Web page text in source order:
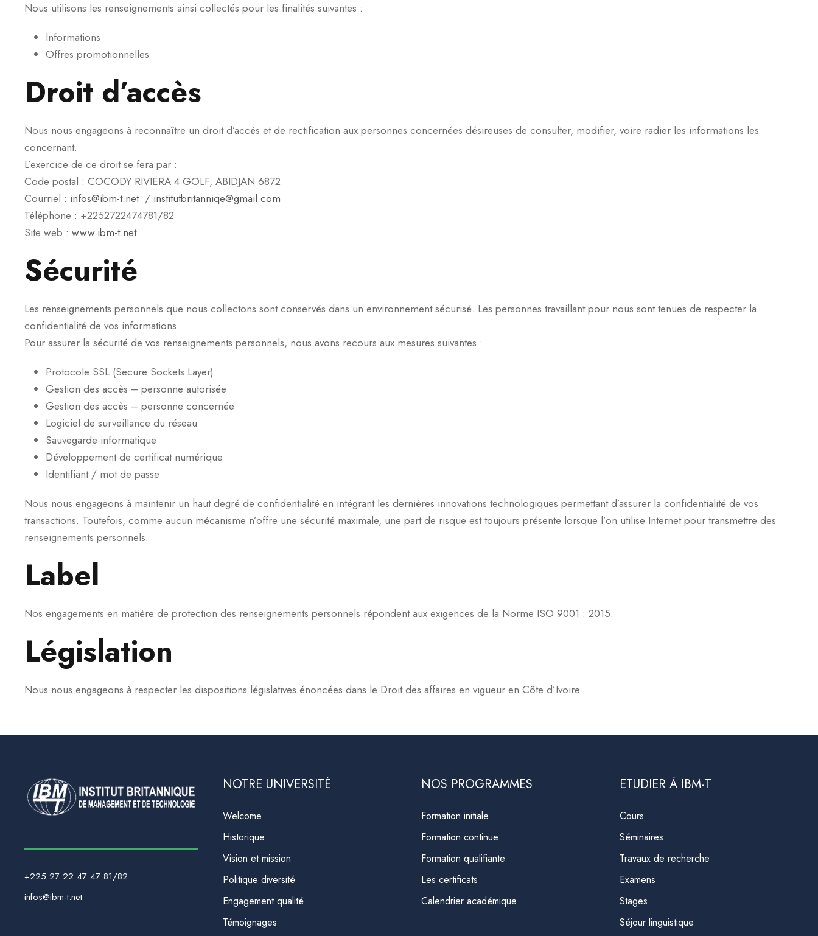
Nous utilisons les renseignements ainsi collectés pour les finalités suivantes :
Informations
Offres promotionnelles
Droit d’accès
Nous nous engageons à reconnaître un droit d’accès et de rectification aux personnes concernées désireuses de consulter, modifier, voire radier les informations les
concernant.
L’exercice de ce droit se fera par :
Code postal : COCODY RIVIERA 4 GOLF, ABIDJAN 6872
Courriel : infos@ibm-t.net/ institutbritanniqe@gmail.com
Téléphone : +2252722474781/82
Site web : www.ibm-t.net
Sécurité
Les renseignements personnels que nous collectons sont conservés dans un environnement sécurisé. Les personnes travaillant pour nous sont tenues de respecter la
confidentialité de vos informations.
Pour assurer la sécurité de vos renseignements personnels, nous avons recours aux mesures suivantes :
Protocole SSL (Secure Sockets Layer)
Gestion des accès – personne autorisée
Gestion des accès – personne concernée
Logiciel de surveillance du réseau
Sauvegarde informatique
Développement de certificat numérique
Identifiant / mot de passe
Nous nous engageons à maintenir un haut degré de confidentialité en intégrant les dernières innovations technologiques permettant d’assurer la confidentialité de vos
transactions. Toutefois, comme aucun mécanisme n’offre une sécurité maximale, une part de risque est toujours présente lorsque l’on utilise Internet pour transmettre des
renseignements personnels.
Label
Nos engagements en matière de protection des renseignements personnels répondent aux exigences de la Norme ISO 9001 : 2015.
Législation
Nous nous engageons à respecter les dispositions législatives énoncées dans le Droit des affaires en vigueur en Côte d’Ivoire.
+225 27 22 47 47 81/82
infos@ibm-t.net
NOTRE UNIVERSITÉ
Welcome
Historique
Vision et mission
Politique diversité
Engagement qualité
Témoignages
NOS PROGRAMMES
Formation initiale
Formation continue
Formation qualifiante
Les certificats
Calendrier académique
ETUDIER À IBM-T
Cours
Séminaires
Travaux de recherche
Examens
Stages
Séjour linguistique